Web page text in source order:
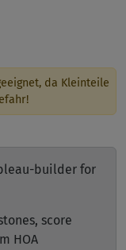
da Kleinteile
builder for
score
HOA